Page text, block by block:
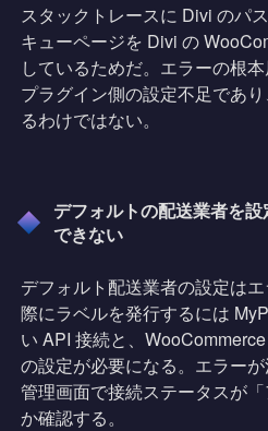
スタックトレースに Divi のパ
キューページを Divi の
しているためだ。エラーの根
プラグイン側の設定不足であ
るわけではない。
デフォルトの配送業者を
できない
デフォルト配送業者の設定は
際にラベルを発行するには
い API 接続と、
の設定が必要になる。エラー
管理画面で接続ステータスが
か確認する。